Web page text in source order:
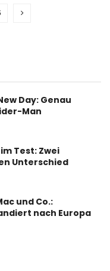
Day: Genau
Man
Test: Zwei
Unterschied
und Co.:
nach Europa